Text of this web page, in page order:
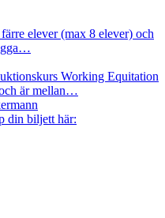
elever (max 8 elever) och
Working Equitation
är mellan…
din biljett här: